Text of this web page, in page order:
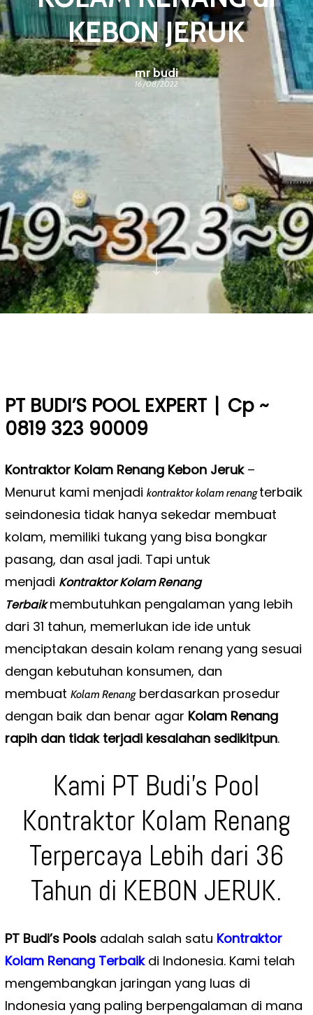
KEBON JERUK
mr budi
16/08/2022
PT BUDI’S POOL EXPERT| Cp ~
0819 323 90009
Kontraktor Kolam Renang Kebon Jeruk–
Menurut kami menjadi kontraktor kolam renangterbaik
seindonesia tidak hanya sekedar membuat
kolam, memiliki tukang yang bisa bongkar
pasang, dan asal jadi. Tapi untuk
menjadi Kontraktor Kolam Renang
Terbaikmembutuhkan pengalaman yang lebih
dari 31 tahun, memerlukan ide ide untuk
menciptakan desain kolam renang yang sesuai
dengan kebutuhan konsumen, dan
membuat Kolam Renangberdasarkan prosedur
dengan baik dan benar agar Kolam Renang
rapih dan tidak terjadi kesalahan sedikitpun.
Kami PT Budi’s Pool
Kontraktor Kolam Renang
Terpercaya Lebih dari 36
Tahun di KEBON JERUK.
PT Budi’s Poolsadalah salah satu Kontraktor
Kolam Renang Terbaik di Indonesia. Kami telah
mengembangkan jaringan yang luas di
Indonesia yang paling berpengalaman di mana